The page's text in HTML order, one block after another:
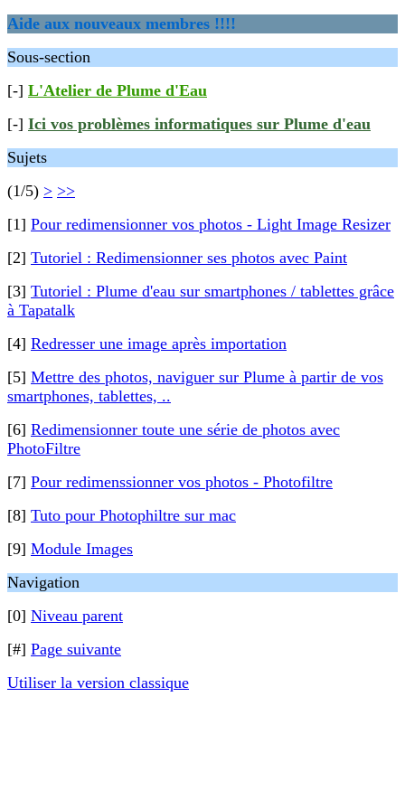
Aide aux nouveaux membres !!!!
Sous-section
[-] L'Atelier de Plume d'Eau
[-] Ici vos problèmes informatiques sur Plume d'eau
Sujets
(1/5) > >>
[1] Pour redimensionner vos photos - Light Image Resizer
[2] Tutoriel : Redimensionner ses photos avec Paint
[3] Tutoriel : Plume d'eau sur smartphones / tablettes grâce
à Tapatalk
[4] Redresser une image après importation
[5] Mettre des photos, naviguer sur Plume à partir de vos
smartphones, tablettes, ..
[6] Redimensionner toute une série de photos avec
PhotoFiltre
[7] Pour redimenssionner vos photos - Photofiltre
[8] Tuto pour Photophiltre sur mac
[9] Module Images
Navigation
[0] Niveau parent
[#] Page suivante
Utiliser la version classique